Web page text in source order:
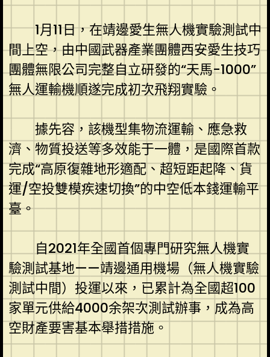
1月11日，在靖邊愛生無人機實驗測試中
間上空，由中國武器產業團體西安愛生技巧
團體無限公司完整自立研發的“天馬-1000”
無人運輸機順遂完成初次飛翔實驗。
據先容，該機型集物流運輸、應急救
濟、物質投送等多效能于一體，是國際首款
完成“高原復雜地形適配、超短距起降、貨
運/空投雙模疾速切換”的中空低本錢運輸平
臺。
自2021年全國首個專門研究無人機實
驗測試基地——靖邊通用機場（無人機實驗
測試中間）投運以來，已累計為全國超100
家單元供給4000余架次測試辦事，成為高
空財產要害基本舉措措施。